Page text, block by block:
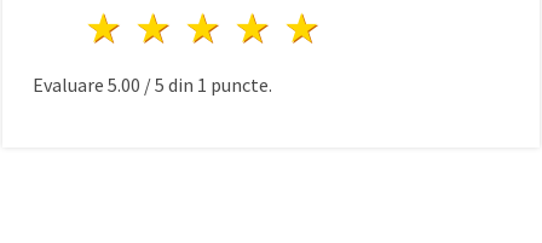
4 stele
3 stele
2 stele
1 stea
Evaluare 5.00 /5 din 1 puncte.